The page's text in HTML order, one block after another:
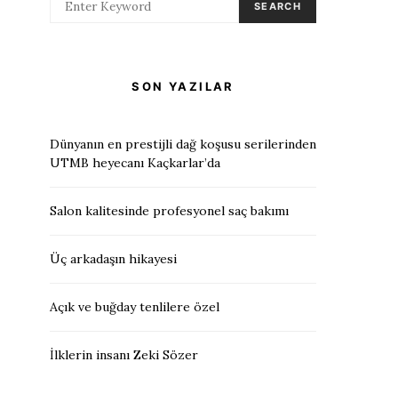
SEARCH
SON YAZILAR
Dünyanın en prestijli dağ koşusu serilerinden
UTMB heyecanı Kaçkarlar’da
Salon kalitesinde profesyonel saç bakımı
Üç arkadaşın hikayesi
Açık ve buğday tenlilere özel
İlklerin insanı Zeki Sözer